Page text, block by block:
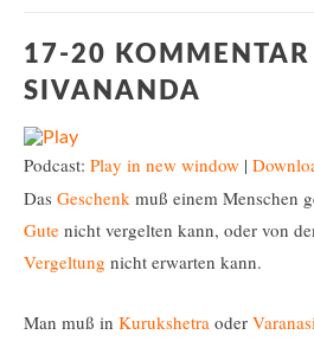
17-20 KOMMENTAR
SIVANANDA
Podcast: Play in new window |
Das Geschenk muß einem Menschen
Gute nicht vergelten kann, oder von
Vergeltung nicht erwarten kann.
Man muß in Kurukshetra oder